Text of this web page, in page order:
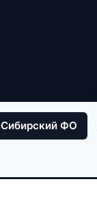
Сибирский ФО